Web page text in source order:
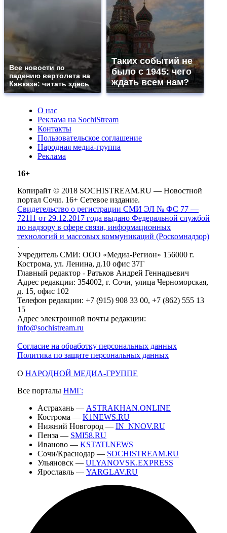
Все новости по
падению вертолета на
Кавказе: читать здесь
Таких событий не
было с 1945: чего
ждать всем нам?
О нас
Реклама на SochiStream
Контакты
Пользовательское соглашение
Народная медиа-группа
Реклама
16+
Копирайт © 2018 SOCHISTREAM.RU — Новостной
портал Сочи. 16+ Сетевое издание.
Свидетельство о регистрации СМИ ЭЛ № ФС 77 —
72111 от 29.12.2017 года выдано Федеральной службой
по надзору в сфере связи, информационных
технологий и массовых коммуникаций (Роскомнадзор)
.
Учредитель СМИ: ООО «Медиа-Регион» 156000 г.
Кострома, ул. Ленина, д.10 офис 37Г
Главный редактор - Ратьков Андрей Геннадьевич
Адрес редакции: 354002, г. Сочи, улица Черноморская,
д. 15, офис 102
Телефон редакции: +7 (915) 908 33 00, +7 (862) 555 13
15
Адрес электронной почты редакции:
info@sochistream.ru
Согласие на обработку персональных данных
Политика по защите персональных данных
О НАРОДНОЙ МЕДИА-ГРУППЕ
Все порталы НМГ:
Астрахань — ASTRAKHAN.ONLINE
Кострома — K1NEWS.RU
Нижний Новгород — IN_NNOV.RU
Пенза — SMI58.RU
Иваново — KSTATI.NEWS
Сочи/Краснодар — SOCHISTREAM.RU
Ульяновск — ULYANOVSK.EXPRESS
Ярославль — YARGLAV.RU